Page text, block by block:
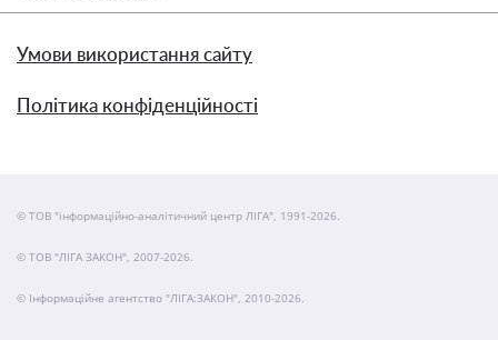
Умови використання сайту
Політика конфіденційності
© ТОВ "інформаційно-аналітичний центр ЛІГА", 1991-2026.
© ТОВ "ЛІГА ЗАКОН", 2007-2026.
© Інформаційне агентство "ЛІГА:ЗАКОН", 2010-2026.